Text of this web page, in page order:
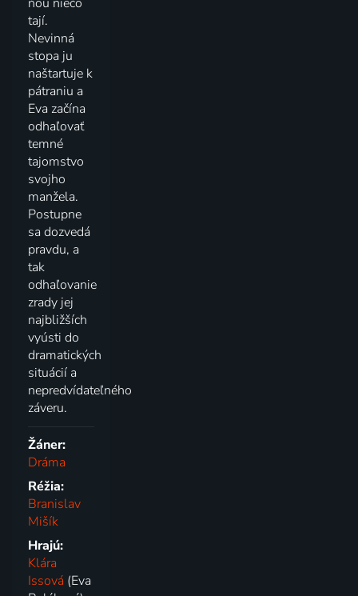
tají.
Nevinná
stopa ju
naštartuje k
pátraniu a
Eva začína
odhaľovať
temné
tajomstvo
svojho
manžela.
Postupne
sa dozvedá
pravdu, a
tak
odhaľovanie
zrady jej
najbližších
vyústi do
dramatických
situácií a
nepredvídateľného
záveru.
Žáner:
Dráma
Réžia:
Branislav
Mišík
Hrajú:
Klára
Issová (Eva